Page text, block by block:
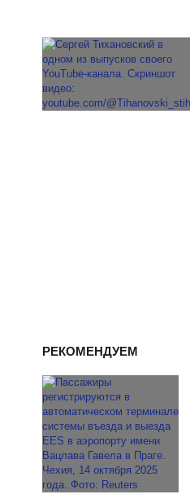
РЕКОМЕНДУЕМ